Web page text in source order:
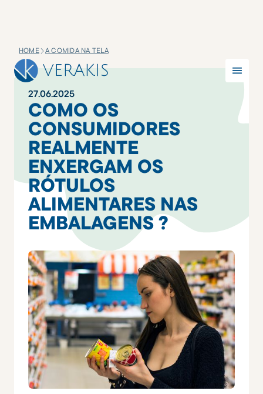
HOME A COMIDA NA TELA
27.06.2025
COMO OS
CONSUMIDORES
REALMENTE
ENXERGAM OS
RÓTULOS
ALIMENTARES NAS
EMBALAGENS ?